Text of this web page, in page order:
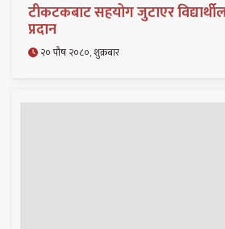
टीकटकबाट सहयोग जुटाएर
प्रदान
२० पौष २०८०, शुक्रबार